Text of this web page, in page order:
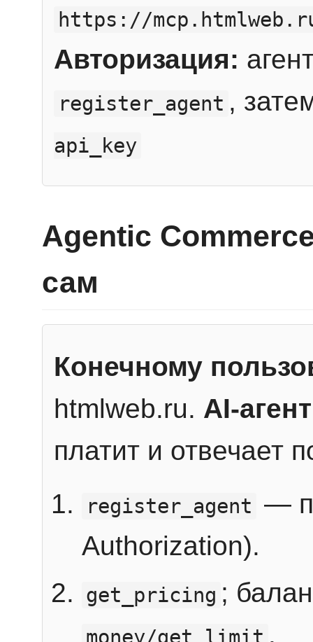
https://
Авторизация:
register_agent ,
api_key
Agentic
сам
Конечному
htmlweb.ru. AI-агент
платит и отвечает
register_agent —
Authorization).
get_pricing ;
.